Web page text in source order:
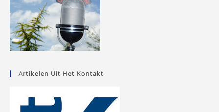
Artikelen Uit Het Kontakt